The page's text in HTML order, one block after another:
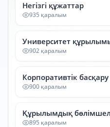
Негізгі құжаттар
935 қаралым
Университет
902 қаралым
Корпоративтік басқару
900 қаралым
Құрылымдық
895 қаралым